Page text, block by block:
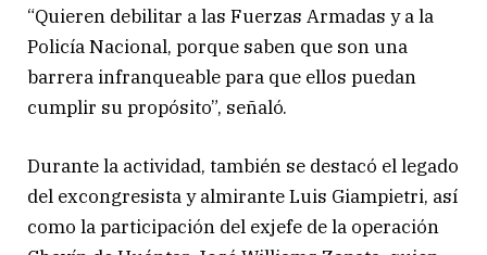
“Quieren debilitar a las Fuerzas Armadas y a la
Policía Nacional, porque saben que son una
barrera infranqueable para que ellos puedan
cumplir su propósito”, señaló.
Durante la actividad, también se destacó el legado
del excongresista y almirante Luis Giampietri, así
como la participación del exjefe de la operación